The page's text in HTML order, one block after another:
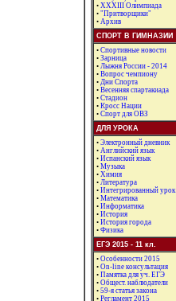
• ХХХIII Олимпиада
• "Притворщики"
• Архив
СПОРТ В ГИМНАЗИИ
• Спортивные новости
• Зарница
• Лыжня России - 2014
• Вопрос чемпиону
• Дни Спорта
• Весенняя спартакиада
• Стадион
• Кросс Нации
• Спорт для ОВЗ
ДЛЯ УРОКА
• Электронный дневник
• Английский язык
• Испанский язык
• Музыка
• Химия
• Литература
• Интегрированный урок
• Математика
• Информатика
• История
• История города
• Физика
ЕГЭ 2015 - 11 кл.
• Особенности 2015
• On-line консультация
• Памятка для уч. ЕГЭ
• Общест. наблюдатели
• 59-я статья закона
• Регламент 2015